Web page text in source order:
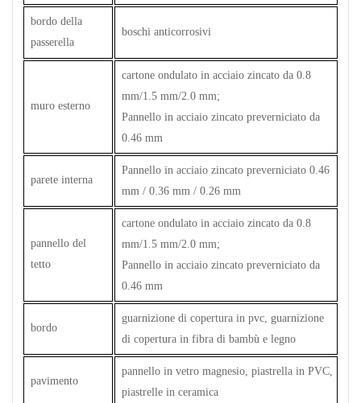
bordo della
passerella
boschi anticorrosivi
muro esterno
cartone ondulato in acciaio zincato da 0.8
mm/1.5 mm/2.0 mm;
Pannello in acciaio zincato preverniciato da
0.46 mm
parete interna
Pannello in acciaio zincato preverniciato 0.46
mm / 0.36 mm / 0.26 mm
pannello del
tetto
cartone ondulato in acciaio zincato da 0.8
mm/1.5 mm/2.0 mm;
Pannello in acciaio zincato preverniciato da
0.46 mm
bordo
guarnizione di copertura in pvc, guarnizione
di copertura in fibra di bambù e legno
pavimento
pannello in vetro magnesio, piastrella in PVC,
piastrelle in ceramica